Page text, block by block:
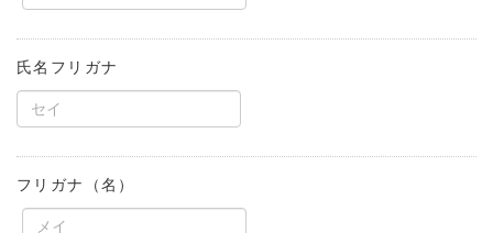
氏名フリガナ
フリガナ（名）